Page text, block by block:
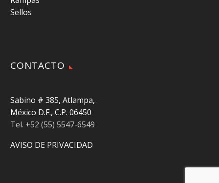
Sellos
CONTACTO
Sabino # 385, Atlampa,
México D.F., C.P. 06450
Tel. +52 (55) 5547-6549
AVISO DE PRIVACIDAD